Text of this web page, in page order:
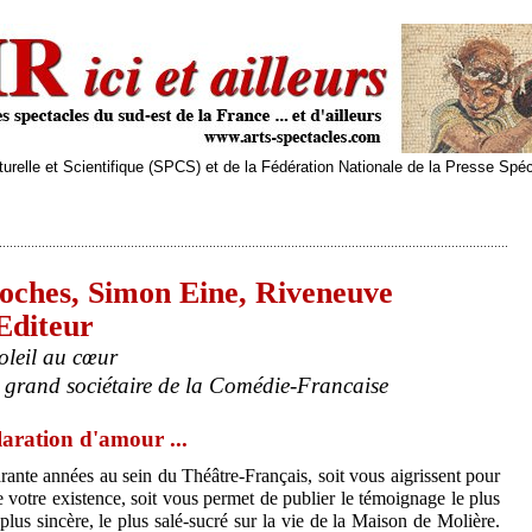
et Scientifique (SPCS) et de la Fédération Nationale de la Presse
Simon Eine, Riveneuve
au cœur
grand sociétaire de la Comédie-Francaise
d'amour ...
années au sein du Théâtre-Français, soit vous aigrissent pour
votre existence, soit vous permet de publier le témoignage le plus
sincère, le plus salé-sucré sur la vie de la Maison de Molière.